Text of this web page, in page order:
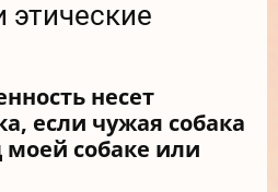
несет
если чужая собака
собаке или